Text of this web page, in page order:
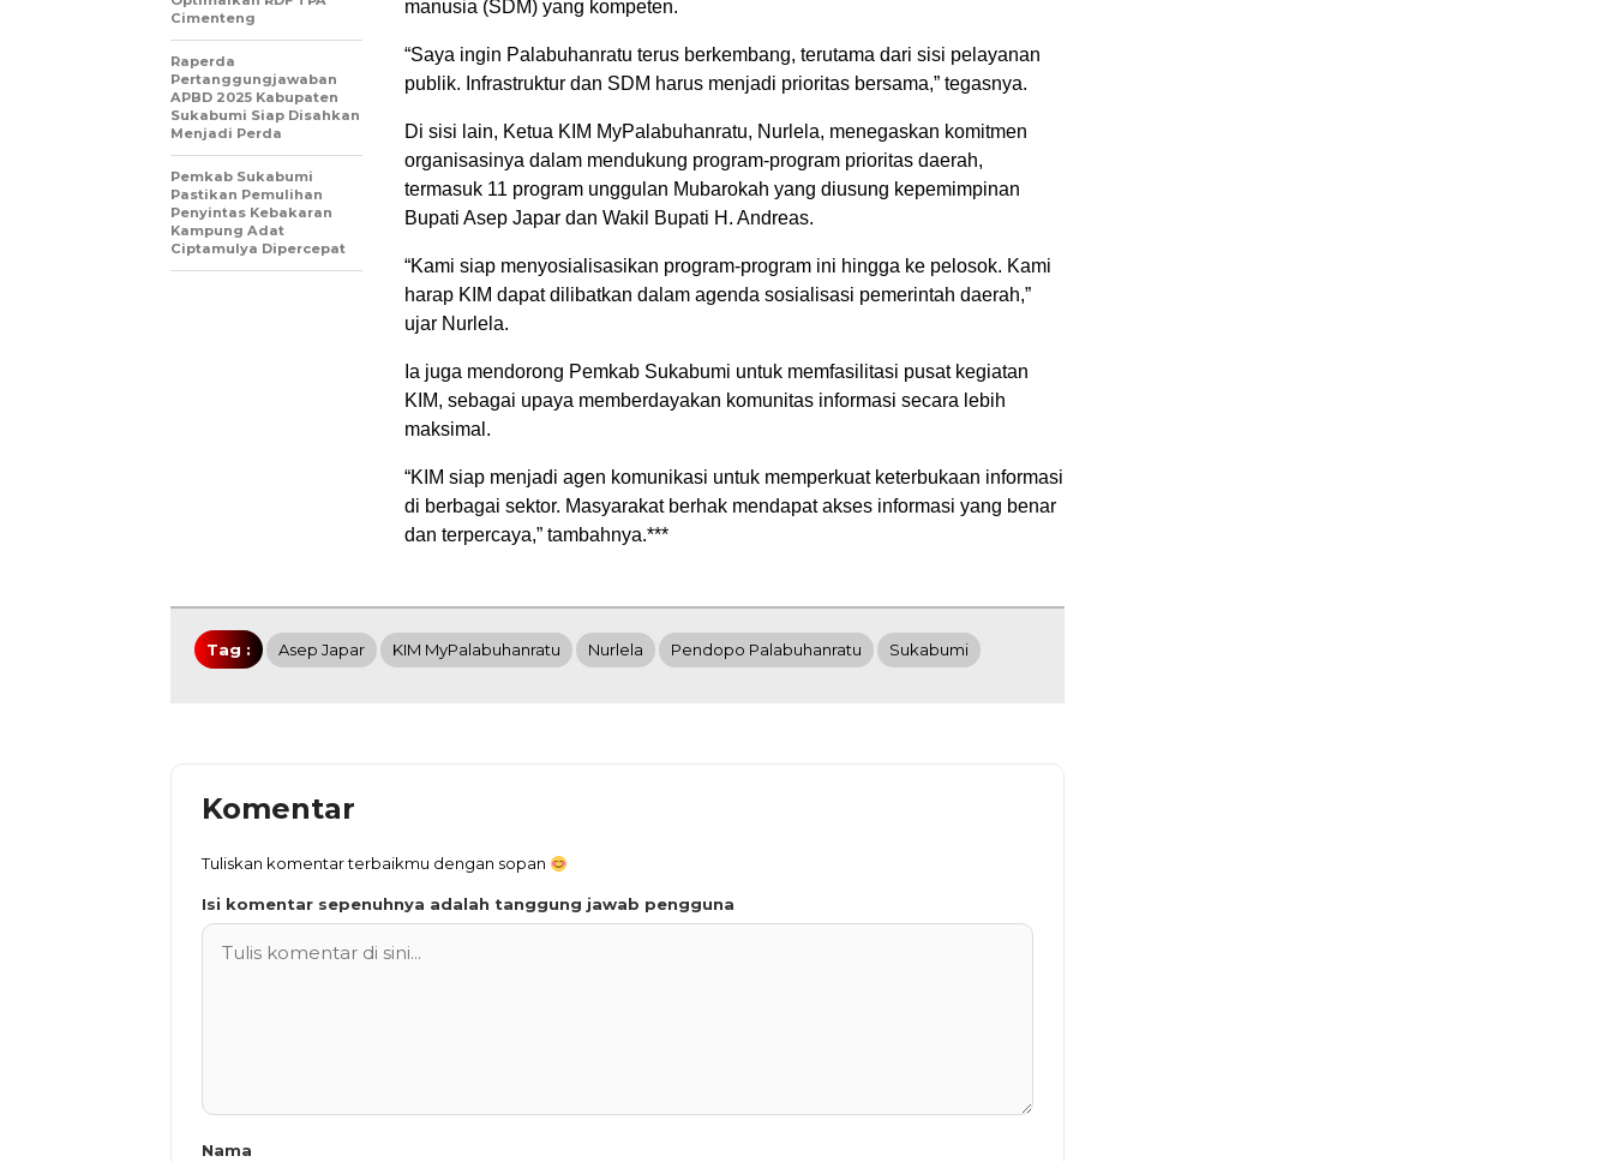
manusia (SDM) yang kompeten.
“Saya ingin Palabuhanratu terus berkembang, terutama dari sisi pelayanan
publik. Infrastruktur dan SDM harus menjadi prioritas bersama,” tegasnya.
Di sisi lain, Ketua KIM MyPalabuhanratu, Nurlela, menegaskan komitmen
organisasinya dalam mendukung program-program prioritas daerah,
termasuk 11 program unggulan Mubarokah yang diusung kepemimpinan
Bupati Asep Japar dan Wakil Bupati H. Andreas.
“Kami siap menyosialisasikan program-program ini hingga ke pelosok. Kami
harap KIM dapat dilibatkan dalam agenda sosialisasi pemerintah daerah,”
ujar Nurlela.
Ia juga mendorong Pemkab Sukabumi untuk memfasilitasi pusat kegiatan
KIM, sebagai upaya memberdayakan komunitas informasi secara lebih
maksimal.
“KIM siap menjadi agen komunikasi untuk memperkuat keterbukaan informasi
di berbagai sektor. Masyarakat berhak mendapat akses informasi yang benar
dan terpercaya,” tambahnya.***
Cimenteng
Raperda
Pertanggungjawaban
APBD 2025 Kabupaten
Sukabumi Siap Disahkan
Menjadi Perda
Pemkab Sukabumi
Pastikan Pemulihan
Penyintas Kebakaran
Kampung Adat
Ciptamulya Dipercepat
Tag : Asep Japar KIM MyPalabuhanratu Nurlela Pendopo Palabuhanratu Sukabumi
Komentar
Tuliskan komentar terbaikmu dengan sopan
Isi komentar sepenuhnya adalah tanggung jawab pengguna
Nama